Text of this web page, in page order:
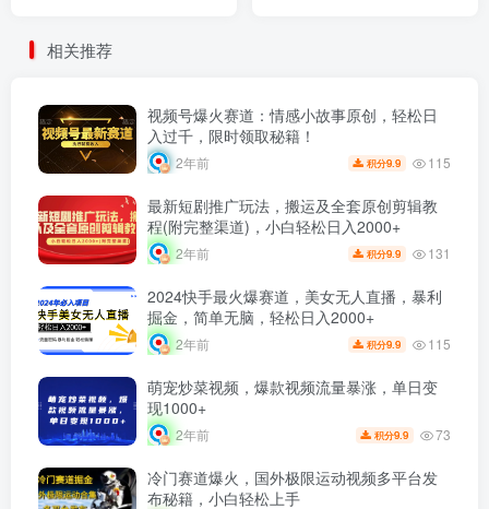
相关推荐
视频号爆火赛道：情感小故事原创，轻松日
入过千，限时领取秘籍！
2年前 积分9.9 115
最新短剧推广玩法，搬运及全套原创剪辑教
程(附完整渠道)，小白轻松日入2000+
2年前 积分9.9 131
2024快手最火爆赛道，美女无人直播，暴利
掘金，简单无脑，轻松日入2000+
2年前 积分9.9 115
萌宠炒菜视频，爆款视频流量暴涨，单日变
现1000+
2年前 积分9.9 73
冷门赛道爆火，国外极限运动视频多平台发
布秘籍，小白轻松上手